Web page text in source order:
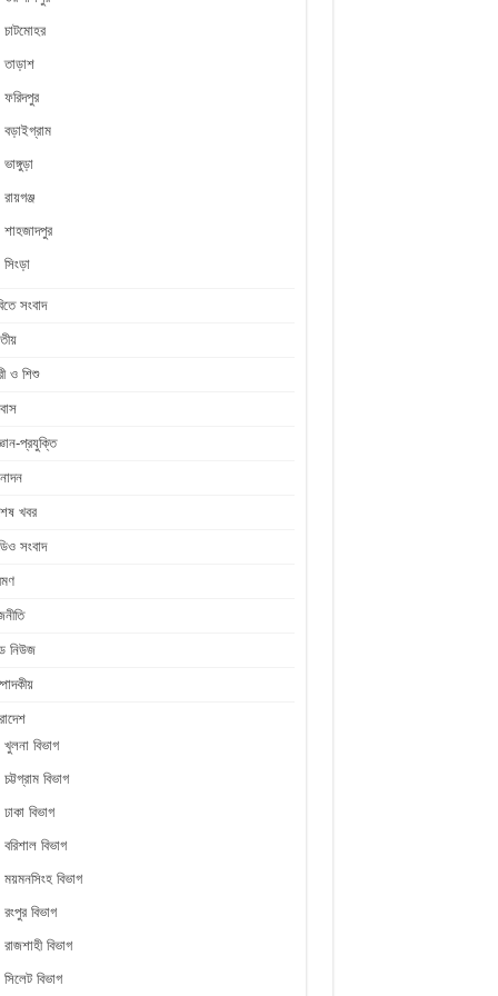
চাটমোহর
তাড়াশ
ফরিদপুর
বড়াইগ্রাম
ভাঙ্গুড়া
রায়গঞ্জ
শাহজাদপুর
সিংড়া
সংবাদ
ও শিশু
প্রযুক্তি
খবর
সংবাদ
নিউজ
খুলনা বিভাগ
চট্টগ্রাম বিভাগ
ঢাকা বিভাগ
বরিশাল বিভাগ
ময়মনসিংহ বিভাগ
রংপুর বিভাগ
রাজশাহী বিভাগ
সিলেট বিভাগ